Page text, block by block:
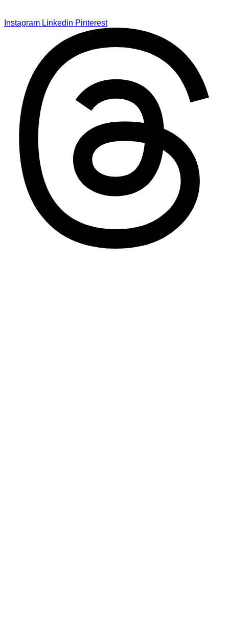
Instagram Linkedin Pinterest